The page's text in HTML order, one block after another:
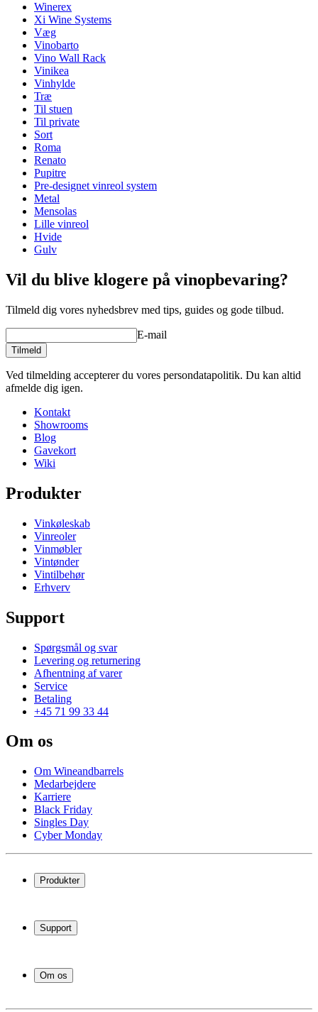
Generelt
Levering
PlaceringGulv
Modulærtrue
FinishBrunbejdset fyrretræ
Dimensioner (BxHxD cm)
Højde (cm)
Bredde (cm)
Dybde (cm)
Vægt (kg)
Winerex
Xi Wine Systems
Væg
Vinobarto
Vino Wall Rack
Vinikea
Vinhylde
Træ
Til stuen
Til private
Sort
Roma
Renato
Pupitre
Pre-designet vinreol system
Metal
Mensolas
Lille vinreol
Hvide
Gulv
Vil du blive klogere på vinopbevaring?
Tilmeld dig vores nyhedsbrev med tips, guides og gode tilbud.
E-mail
Tilmeld
Ved tilmelding accepterer du vores persondatapolitik. Du kan altid
afmelde dig igen.
Kontakt
Showrooms
Blog
Gavekort
Wiki
Produkter
Vinkøleskab
Vinreoler
Vinmøbler
Vintønder
Vintilbehør
Erhverv
Support
Spørgsmål og svar
Levering og returnering
Afhentning af varer
Service
Betaling
+45 71 99 33 44
Om os
Om Wineandbarrels
Medarbejdere
Karriere
Black Friday
Singles Day
Cyber Monday
Produkter
Vinreoler
Vinmøbler
Erhverv
Support
Levering og returnering
Afhentning af varer
Betaling
Om os